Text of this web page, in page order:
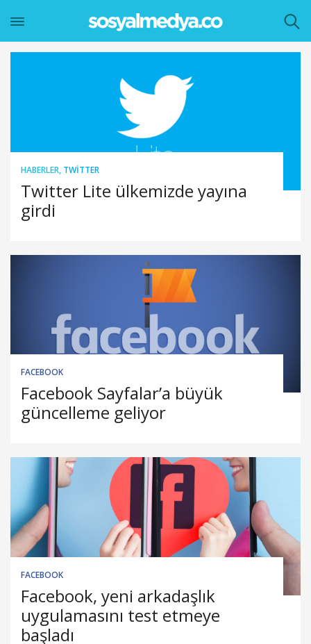
HABERLER, TWITTER
Twitter Lite ülkemizde yayına
girdi
FACEBOOK
Facebook Sayfalar’a büyük
güncelleme geliyor
FACEBOOK
Facebook, yeni arkadaşlık
uygulamasını test etmeye
başladı